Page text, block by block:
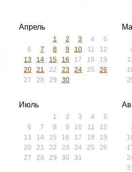
Апрель
1 2 3 4
5
6
7 8 9 10 11
12
13
14 15 16 17 18
19
20
21 22 23 24 25
26
27
28 29 30
Июль
1 2 3 4
5
6
7 8 9 10 11
12
13
14 15 16 17 18
19
20
21 22 23 24 25
26
27
28 29 30 31